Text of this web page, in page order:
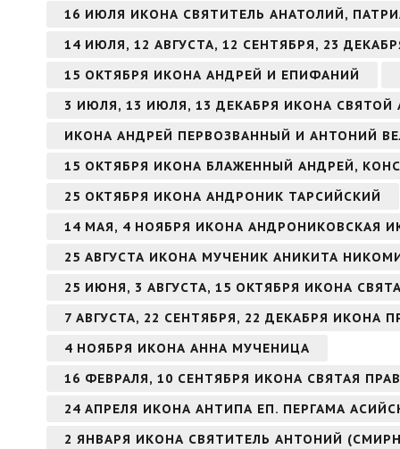
16 ИЮЛЯ ИКОНА СВЯТИТЕЛЬ АНАТОЛИЙ,
14 ИЮЛЯ, 12 АВГУСТА, 12 СЕНТЯБРЯ, 23
15 ОКТЯБРЯ ИКОНА АНДРЕЙ И ЕПИФАНИЙ
3 ИЮЛЯ, 13 ИЮЛЯ, 13 ДЕКАБРЯ ИКОНА
ИКОНА АНДРЕЙ ПЕРВОЗВАННЫЙ И АНТОНИЙ
15 ОКТЯБРЯ ИКОНА БЛАЖЕННЫЙ АНДРЕЙ,
25 ОКТЯБРЯ ИКОНА АНДРОНИК ТАРСИЙСКИЙ
14 МАЯ, 4 НОЯБРЯ ИКОНА АНДРОНИКОВСКАЯ
25 АВГУСТА ИКОНА МУЧЕНИК АНИКИТА
25 ИЮНЯ, 3 АВГУСТА, 15 ОКТЯБРЯ ИКОНА
7 АВГУСТА, 22 СЕНТЯБРЯ, 22 ДЕКАБРЯ
4 НОЯБРЯ ИКОНА АННА МУЧЕНИЦА
16 ФЕВРАЛЯ, 10 СЕНТЯБРЯ ИКОНА СВЯТАЯ
24 АПРЕЛЯ ИКОНА АНТИПА ЕП. ПЕРГАМА
2 ЯНВАРЯ ИКОНА СВЯТИТЕЛЬ АНТОНИЙ